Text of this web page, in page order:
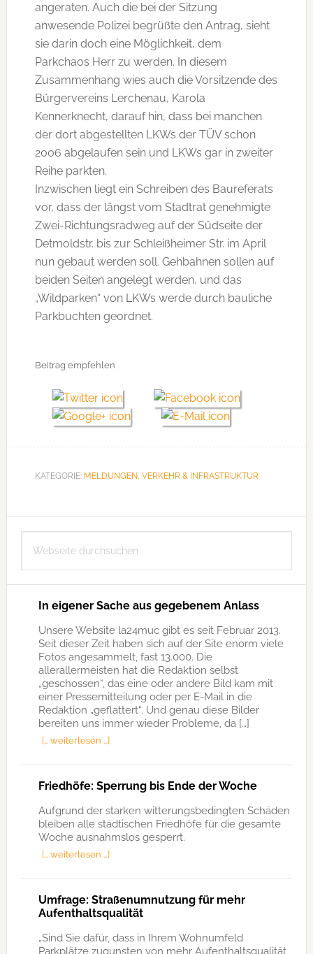
angeraten. Auch die bei der Sitzung
anwesende Polizei begrüßte den Antrag, sieht
sie darin doch eine Möglichkeit, dem
Parkchaos Herr zu werden. In diesem
Zusammenhang wies auch die Vorsitzende des
Bürgervereins Lerchenau, Karola
Kennerknecht, darauf hin, dass bei manchen
der dort abgestellten LKWs der TÜV schon
2006 abgelaufen sein und LKWs gar in zweiter
Reihe parkten.
Inzwischen liegt ein Schreiben des Baureferats
vor, dass der längst vom Stadtrat genehmigte
Zwei-Richtungsradweg auf der Südseite der
Detmoldstr. bis zur Schleißheimer Str. im April
nun gebaut werden soll. Gehbahnen sollen auf
beiden Seiten angelegt werden, und das
„Wildparken“ von LKWs werde durch bauliche
Parkbuchten geordnet.
Beitrag empfehlen
KATEGORIE: MELDUNGEN, VERKEHR & INFRASTRUKTUR
Seitenspalte
durchsuchen
In eigener Sache aus gegebenem Anlass
Unsere Website la24muc gibt es seit Februar 2013.
Seit dieser Zeit haben sich auf der Site enorm viele
Fotos angesammelt, fast 13.000. Die
allerallermeisten hat die Redaktion selbst
„geschossen“, das eine oder andere Bild kam mit
einer Pressemitteilung oder per E-Mail in die
Redaktion „geflattert“. Und genau diese Bilder
bereiten uns immer wieder Probleme, da […]
[… weiterlesen …]
Friedhöfe: Sperrung bis Ende der Woche
Aufgrund der starken witterungsbedingten Schäden
bleiben alle städtischen Friedhöfe für die gesamte
Woche ausnahmslos gesperrt.
[… weiterlesen …]
Umfrage: Straßenumnutzung für mehr
Aufenthaltsqualität
„Sind Sie dafür, dass in Ihrem Wohnumfeld
Parkplätze zugunsten von mehr Aufenthaltsqualität